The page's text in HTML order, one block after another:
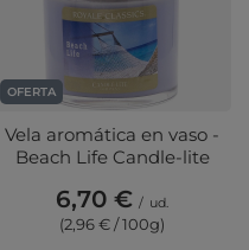
OFERTA
Vela aromática en vaso -
Beach Life Candle-lite
6,70 € / ud.
(2,96 € / 100g)